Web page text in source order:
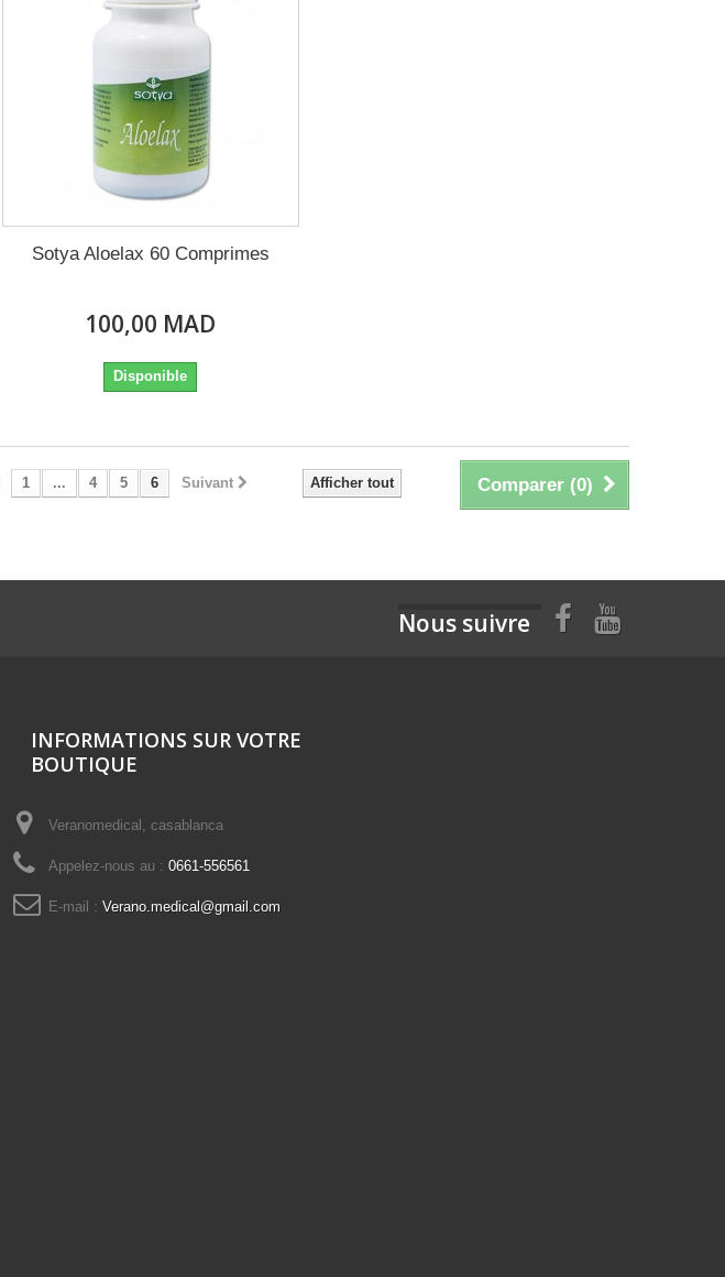
Sotya Aloelax 60 Comprimes
100,00 MAD
Disponible
Comparer (0)
Afficher tout
1 ... 4 5 6 Suivant
Nous suivre
INFORMATIONS SUR VOTRE
BOUTIQUE
Veranomedical, casablanca
Appelez-nous au : 0661-556561
E-mail : Verano.medical@gmail.com